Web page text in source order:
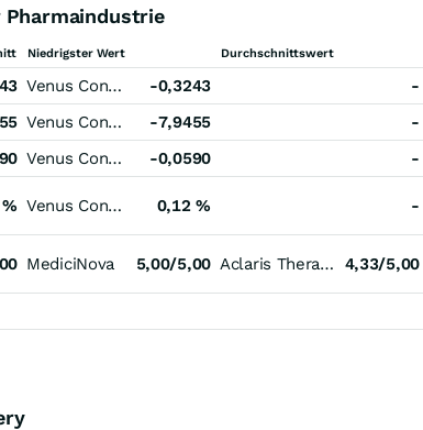
Pharmaindustrie
Niedrigster Wert Durchschnittswert
Venus Concept -0,3243 -
Venus Concept -7,9455 -
Venus Concept -0,0590 -
Venus Concept 0,12 % -
MediciNova 5,00/5,00 Aclaris Therapeutics 4,33/5,00